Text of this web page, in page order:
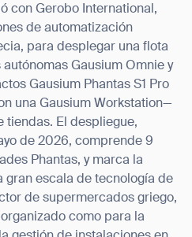
con Gerobo International,
de automatización
para desplegar una flota
Gausium Omnie y
Gausium Phantas S1 Pro
una Gausium Workstation—
tiendas. El despliegue,
de 2026, comprende 9
Phantas, y marca la
gran escala de tecnología de
de supermercados griego,
como para la
from Gausium. I am aware that I
SUBMIT
SUBMIT